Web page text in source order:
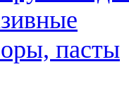
пасты